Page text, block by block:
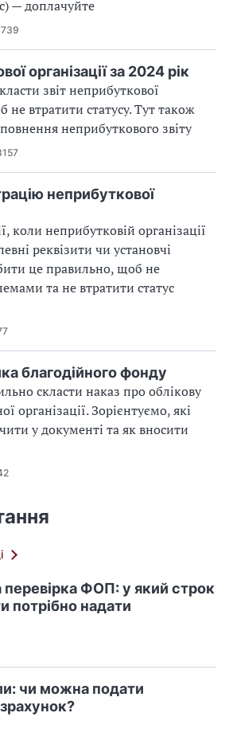
— доплачуйте
організації за 2024 рік
звіт неприбуткової
не втратити статусу. Тут також
неприбуткового звіту
неприбуткової
коли неприбутковій організації
реквізити чи установчі
це правильно, щоб не
та не втратити статус
благодійного фонду
скласти наказ про облікову
організації. Зорієнтуємо, які
у документі та як вносити
ФОП: у який строк
потрібно надати
чи можна подати